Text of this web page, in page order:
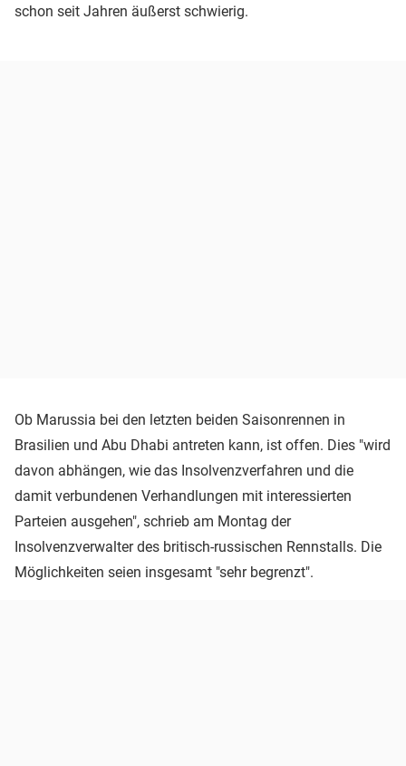
schon seit Jahren äußerst schwierig.
Ob Marussia bei den letzten beiden Saisonrennen in
Brasilien und Abu Dhabi antreten kann, ist offen. Dies "wird
davon abhängen, wie das Insolvenzverfahren und die
damit verbundenen Verhandlungen mit interessierten
Parteien ausgehen", schrieb am Montag der
Insolvenzverwalter des britisch-russischen Rennstalls. Die
Möglichkeiten seien insgesamt "sehr begrenzt".